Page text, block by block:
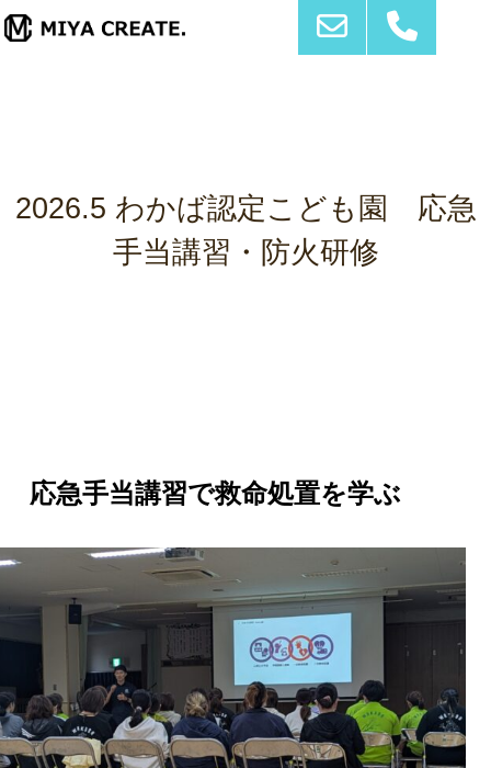
2026.5 わかば認定こども園 応急
手当講習・防火研修
応急手当講習で救命処置を学ぶ